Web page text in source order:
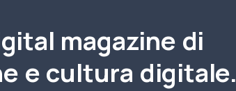
magazine di
e cultura digitale.